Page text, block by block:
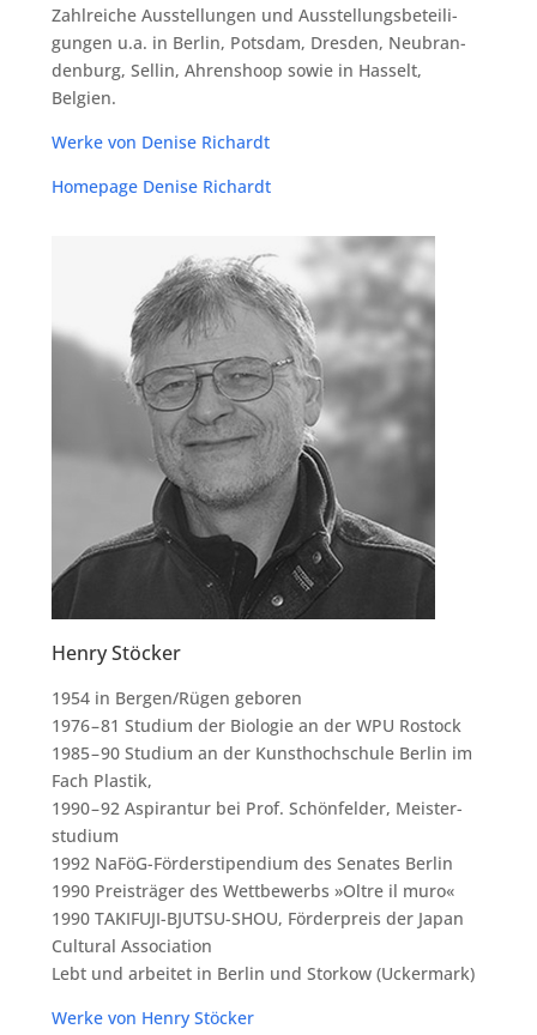
Zahl­rei­che Aus­stel­lun­gen und Aus­stel­lungs­be­tei­li­
gun­gen u.a. in Ber­lin, Pots­dam, Dres­den, Neu­bran­
den­burg, Sel­lin, Ahren­shoop sowie in Has­selt,
Belgien.
Wer­ke von Deni­se Richardt
Home­page Deni­se Richardt
Henry Stöcker
1954 in Bergen/​Rügen gebo­ren
1976 – 81 Stu­di­um der Bio­lo­gie an der WPU Ros­tock
1985 – 90 Stu­di­um an der Kunst­hoch­schu­le Ber­lin im
Fach Plas­tik,
1990 – 92 Aspi­ran­tur bei Prof. Schön­fel­der, Meis­ter­
stu­di­um
1992 NaFöG-För­der­sti­pen­di­um des Sena­tes Ber­lin
1990 Preis­trä­ger des Wett­be­werbs »Olt­re il muro«
1990 TAKIFUJI-BJUTSU-SHOU, För­der­preis der Japan
Cul­tu­ral Asso­cia­ti­on
Lebt und arbei­tet in Ber­lin und Stor­kow (Ucker­mark)
Wer­ke von Hen­ry Stöcker